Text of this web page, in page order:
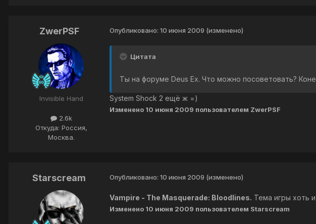
ZwerPSF
Invisible Hand
2.6k
Откуда: Россия,
Москва.
Опубликовано: 10 июня 2009 (изменено)
Цитата
Ты на форуме Deus Ex. Что можно посоветовать?
System Shock 2 ещё ж =)
Изменено 10 июня 2009 пользователем ZwerPSF
Starscream Опубликовано: 10 июня 2009 (изменено)
Vampire - The Masquerade: Bloodlines. Тема игры хоть
Изменено 10 июня 2009 пользователем Starscream